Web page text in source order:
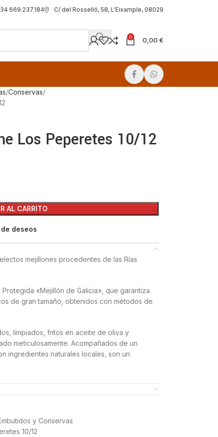
669.237.184 C/ del Rosselló, 58, L'Eixample, 08029
0 0,00 €
Conservas
Los Peperetes 10/12
AL CARRITO
deseos
mejillones procedentes de las Rías
«Mejillón de Galicia», que garantiza
de gran tamaño, obtenidos con métodos de
limpiados, fritos en aceite de oliva y
meticulosamente. Acompañados de un
ingredientes naturales locales, son un
te transportará al auténtico sabor
digna de los paladares más exigentes.
elaborado en Galicia y garantizado por la
aceite de oliva, vinagre, laurel, especias,
y Conservas
10/12